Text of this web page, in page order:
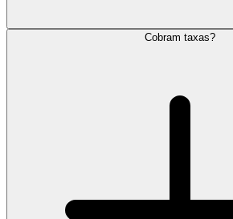
Cobram taxas?